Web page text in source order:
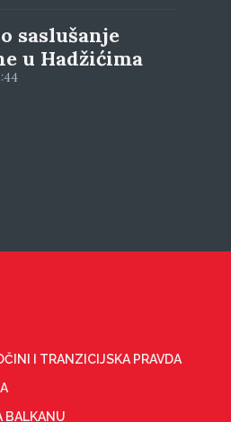
saslušanje
u Hadžićima
I TRANZICIJSKA PRAVDA
BALKANU